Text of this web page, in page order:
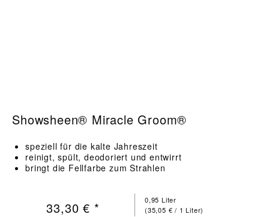
Showsheen® Miracle Groom®
speziell für die kalte Jahreszeit
reinigt, spült, deodoriert und entwirrt
bringt die Fellfarbe zum Strahlen
0,95 Liter
(35,05 € / 1 Liter)
33,30 € *